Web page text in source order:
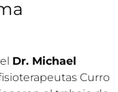
Dr. Michael
Curro